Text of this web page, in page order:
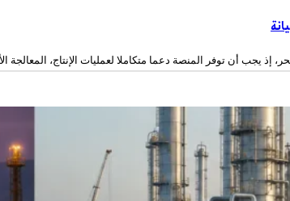
يجب أن توفر المنصة دعما متكاملا لعمليات الإنتاج، المعالجة